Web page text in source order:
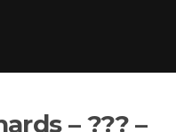
– ??? –